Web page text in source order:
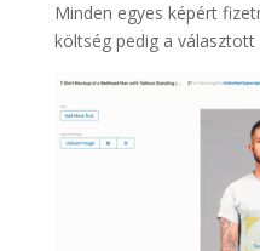
Minden egyes képért
költség pedig a